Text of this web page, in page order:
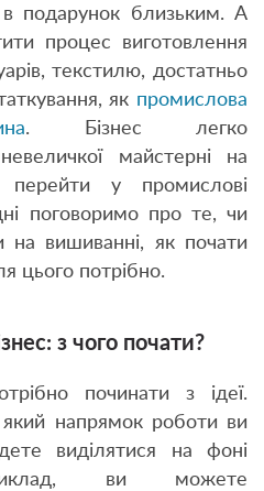
подарунок близьким. А
процес виготовлення
текстилю, достатньо
як промислова
. Бізнес легко
майстерні на
у промислові
поговоримо про те, чи
на вишиванні, як почати
цього потрібно.
з чого почати?
починати з ідеї.
який напрямок роботи ви
виділятися на фоні
ви можете